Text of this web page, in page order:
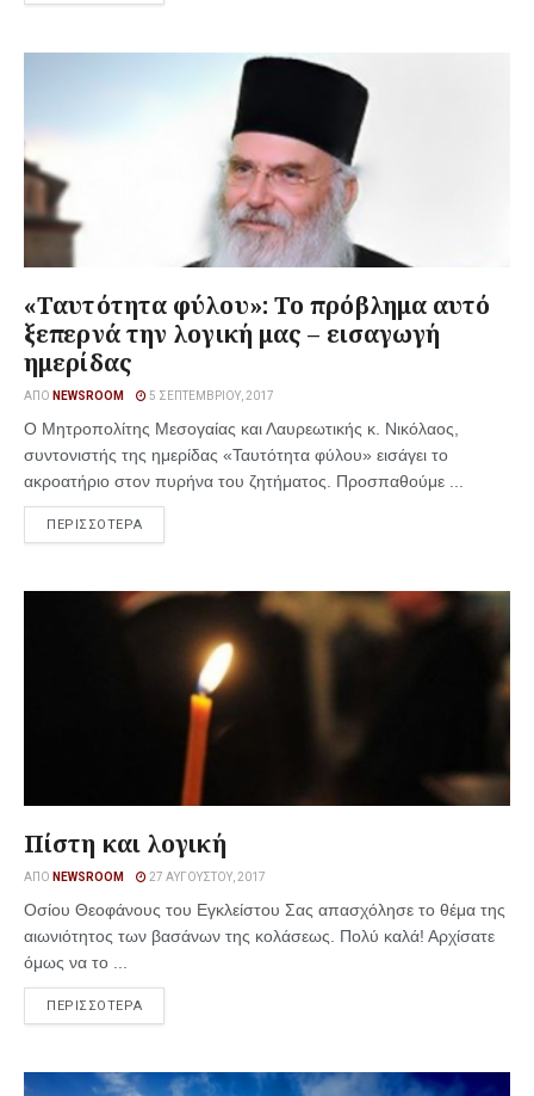
«Ταυτότητα φύλου»: Το πρόβλημα αυτό
ξεπερνά την λογική μας – εισαγωγή
ημερίδας
ΑΠΌ NEWSROOM 5 ΣΕΠΤΕΜΒΡΊΟΥ, 2017
Ο Μητροπολίτης Μεσογαίας και Λαυρεωτικής κ. Νικόλαος,
συντονιστής της ημερίδας «Ταυτότητα φύλου» εισάγει το
ακροατήριο στον πυρήνα του ζητήματος. Προσπαθούμε ...
ΠΕΡΙΣΣΟΤΕΡΑ
Πίστη και λογική
ΑΠΌ NEWSROOM 27 ΑΥΓΟΎΣΤΟΥ, 2017
Οσίου Θεοφάνους του Εγκλείστου Σας απασχόλησε το θέμα της
αιωνιότητος των βασάνων της κολάσεως. Πολύ καλά! Αρχίσατε
όμως να το ...
ΠΕΡΙΣΣΟΤΕΡΑ